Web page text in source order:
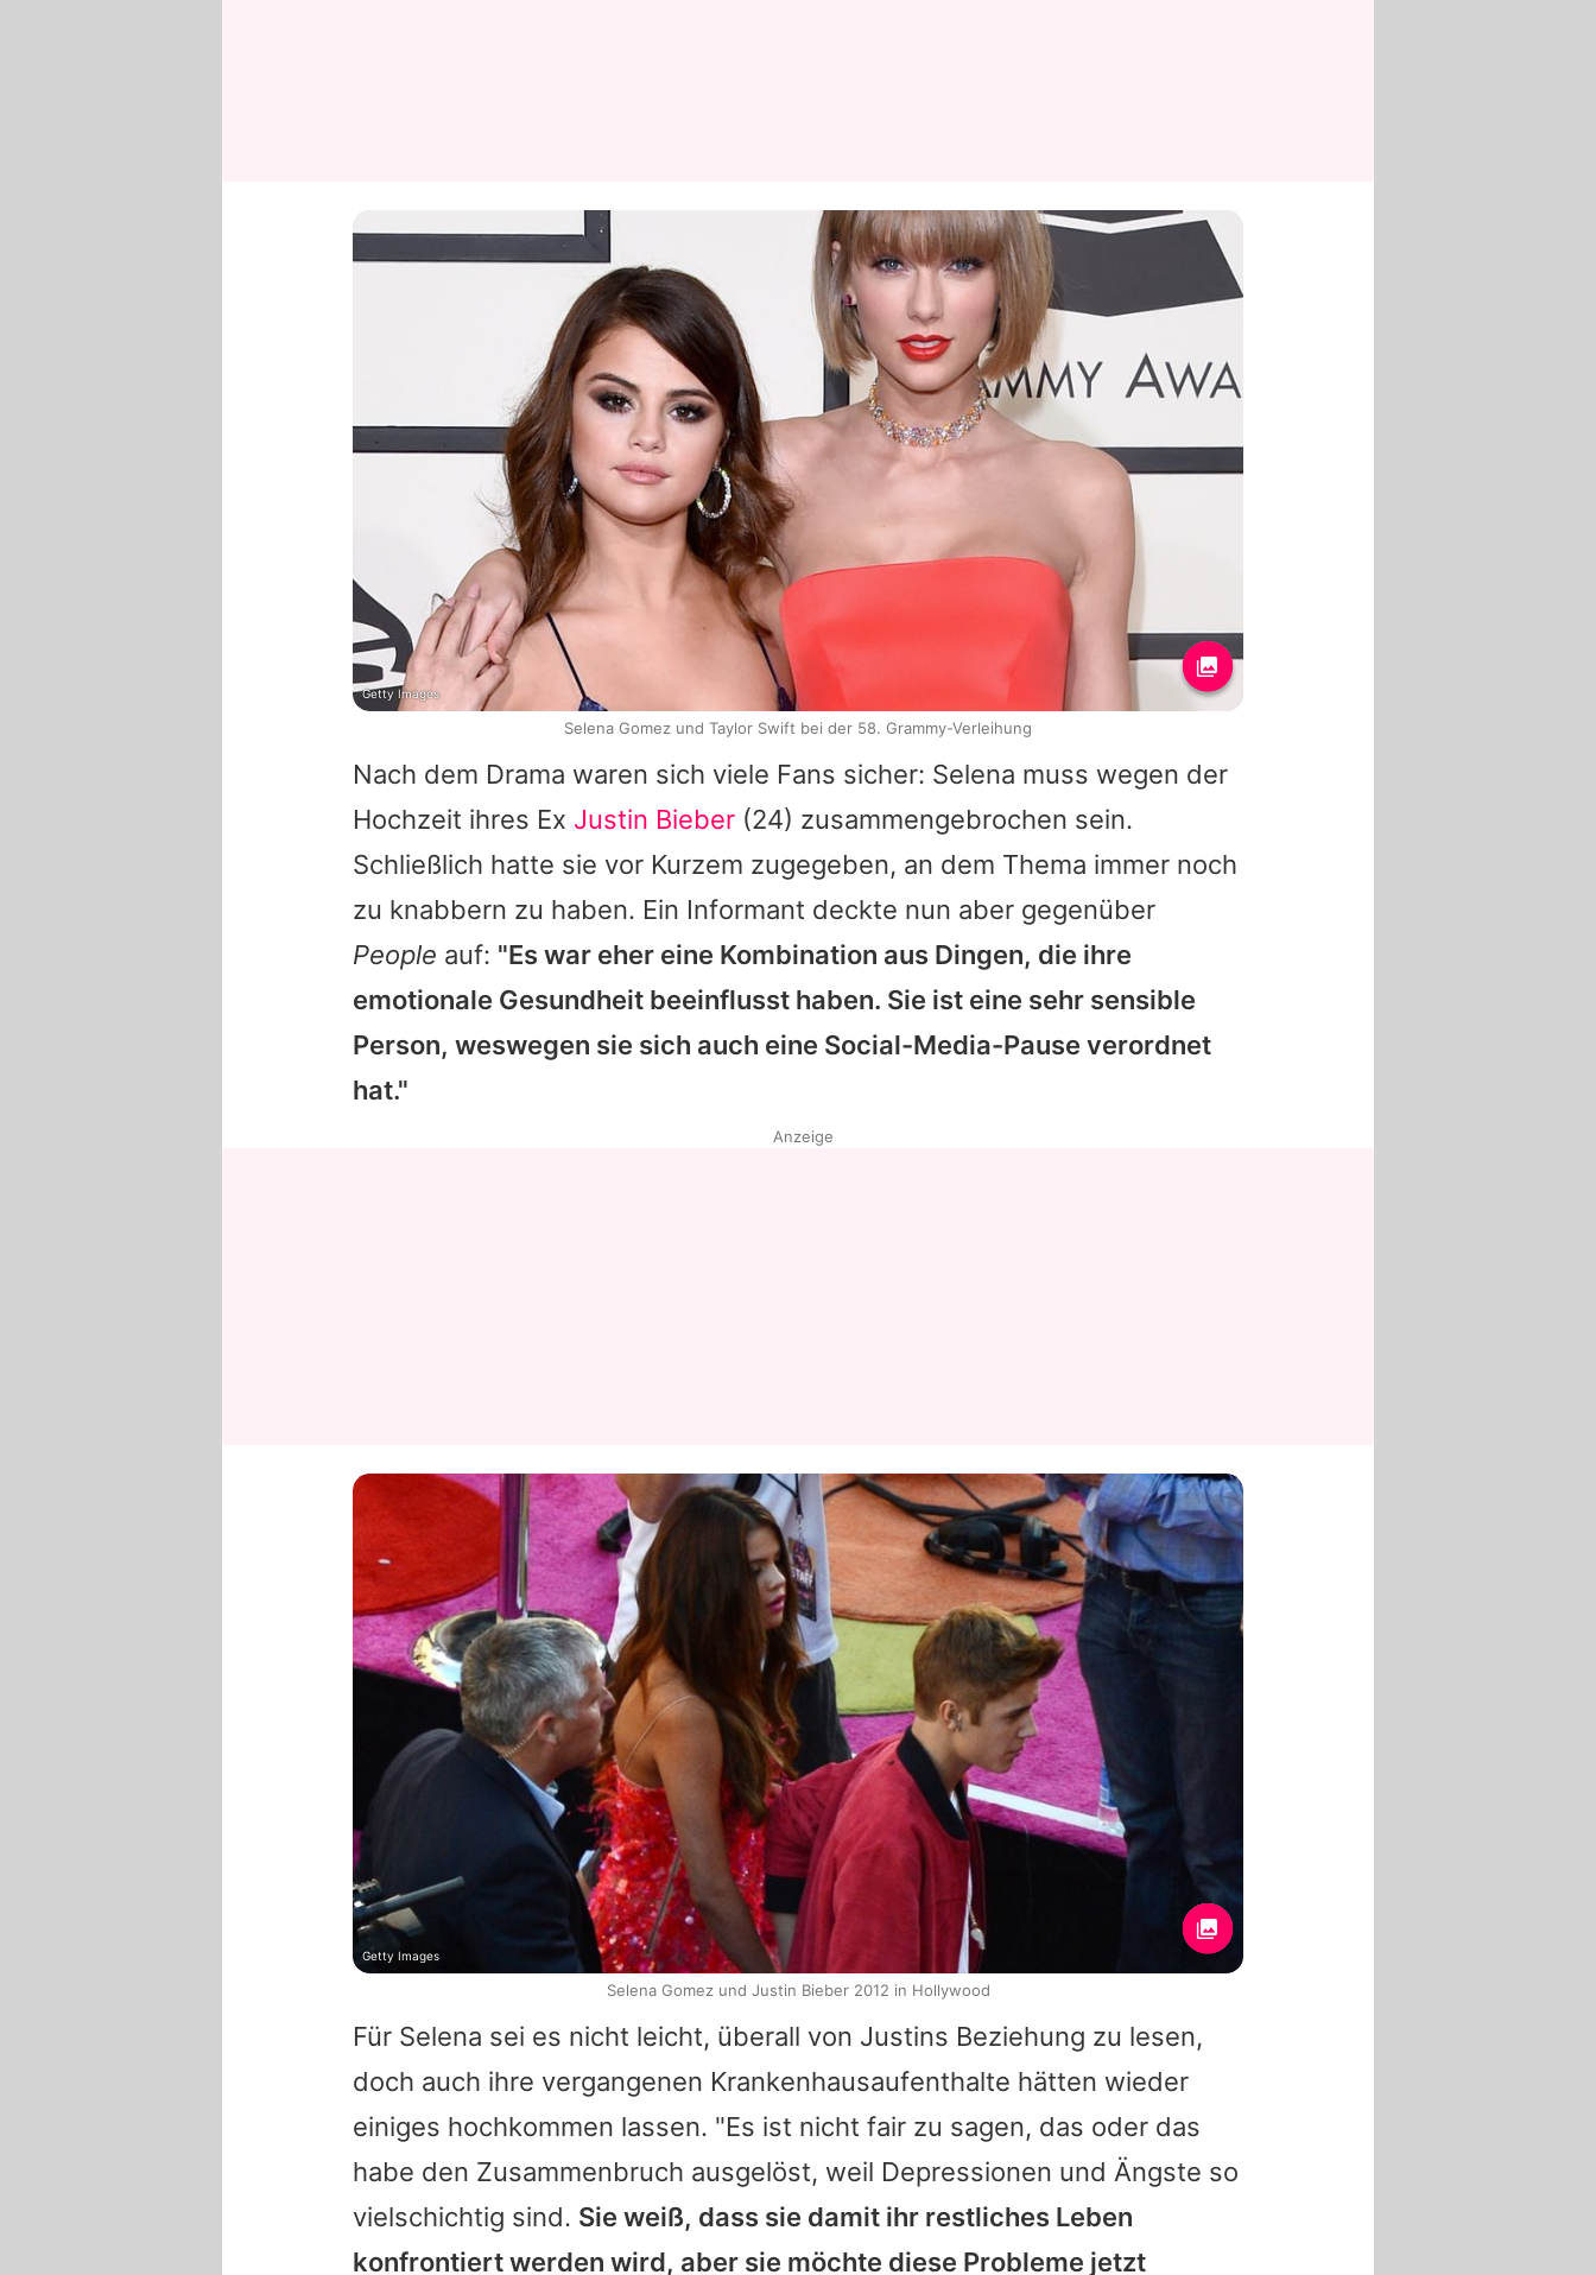
Nach dem Drama waren sich viele Fans sicher: Selena muss wegen der
Hochzeit ihres Ex Justin Bieber (24) zusammengebrochen sein.
Schließlich hatte sie vor Kurzem zugegeben, an dem Thema immer noch
zu knabbern zu haben. Ein Informant deckte nun aber gegenüber
People auf: "Es war eher eine Kombination aus Dingen, die ihre
emotionale Gesundheit beeinflusst haben. Sie ist eine sehr sensible
Person, weswegen sie sich auch eine Social-Media-Pause verordnet
hat."
Für Selena sei es nicht leicht, überall von Justins Beziehung zu lesen,
doch auch ihre vergangenen Krankenhausaufenthalte hätten wieder
einiges hochkommen lassen. "Es ist nicht fair zu sagen, das oder das
habe den Zusammenbruch ausgelöst, weil Depressionen und Ängste so
vielschichtig sind. Sie weiß, dass sie damit ihr restliches Leben
konfrontiert werden wird, aber sie möchte diese Probleme jetzt
Getty Images
Selena Gomez und Taylor Swift bei der 58. Grammy-Verleihung
Anzeige
Getty Images
Selena Gomez und Justin Bieber 2012 in Hollywood